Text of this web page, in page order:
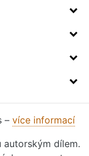
– více informací
dílem.